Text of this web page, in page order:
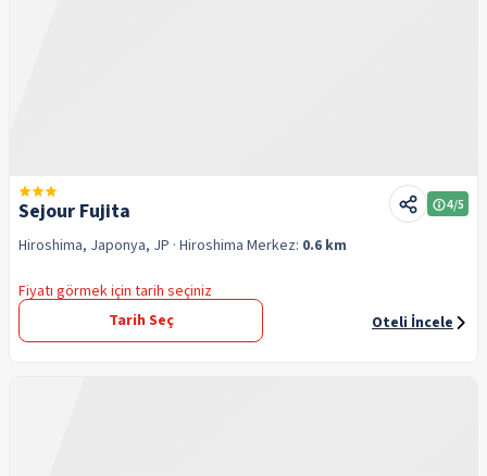
Sejour Fujita 4/5
Hiroshima, Japonya, JP · Hiroshima Merkez: 0.6 km
Fiyatı görmek için tarih seçiniz
Tarih Seç
Oteli İncele